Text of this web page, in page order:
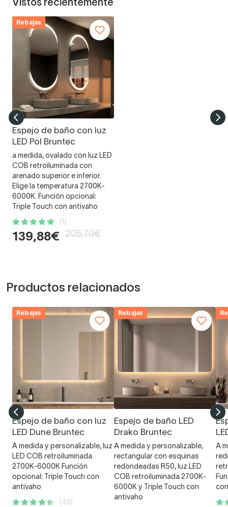
Vistos recientemente
Rebajas
Espejo de baño con luz
LED Pol Bruntec
a medida, ovalado con luz LED
COB retroiluminada con
arenado superior e inferior.
Elige la temperatura 2700K-
6000K. Función opcional:
Triple Touch con antivaho
(1)
139,88€ 205,70€
Productos relacionados
Rebajas
Espejo de baño con luz
LED Dune Bruntec
A medida y personalizable, luz
LED COB retroiluminada
2700K-6000K Función
opcional: Triple Touch con
antivaho
(40)
Rebajas
Espejo de baño LED
Drako Bruntec
A medida y personalizable,
rectangular con esquinas
redondeadas R50, luz LED
COB retroiluminada 2700K-
6000K y Triple Touch con
antivaho
A